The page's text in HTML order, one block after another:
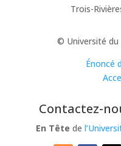
Trois-
© Université du
Énoncé
Contactez-
En Tête de